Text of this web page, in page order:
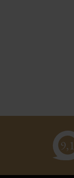
9,1